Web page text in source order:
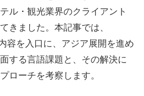
ル・観光業界のクライアント
きました。本記事では、
容を入口に、アジア展開を進め
する言語課題と、その解決に
ローチを考察します。